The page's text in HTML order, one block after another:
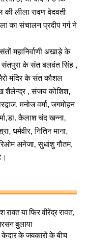
की लीला रावण वेदवती
का संचालन प्रदीप गर्ग ने
महानिर्वाणी अखाड़े के
संतपुरा के संत बलवंत सिंह ,
मंदिर के संत कौशल
शैलेन्द्र , संजय कोशिश,
मनोज वर्मा, जगमोहन
कैलाश चंद खन्ना,
धर्मवीर, नितिन माना,
अनेजा, सुधांशु गौतम,
रावत या फिर वीरेंद्र रावत,
बुलाया
केदार के जयकारों के बीच